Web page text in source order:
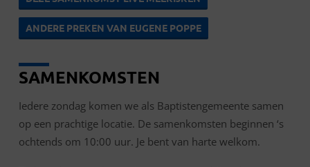
ANDERE PREKEN VAN EUGENE POPPE
SAMENKOMSTEN
Iedere zondag komen we als Baptistengemeente samen
op een prachtige locatie. De samenkomsten beginnen ‘s
ochtends om 10:00 uur. Je bent van harte welkom.